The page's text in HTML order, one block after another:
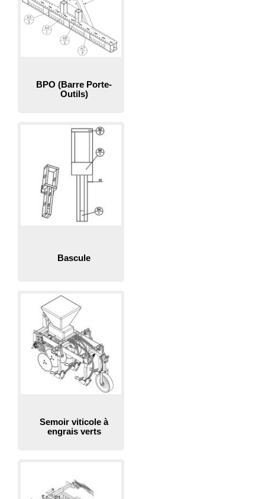
BPO (Barre Porte-
Outils)
Bascule
Semoir viticole à
engrais verts